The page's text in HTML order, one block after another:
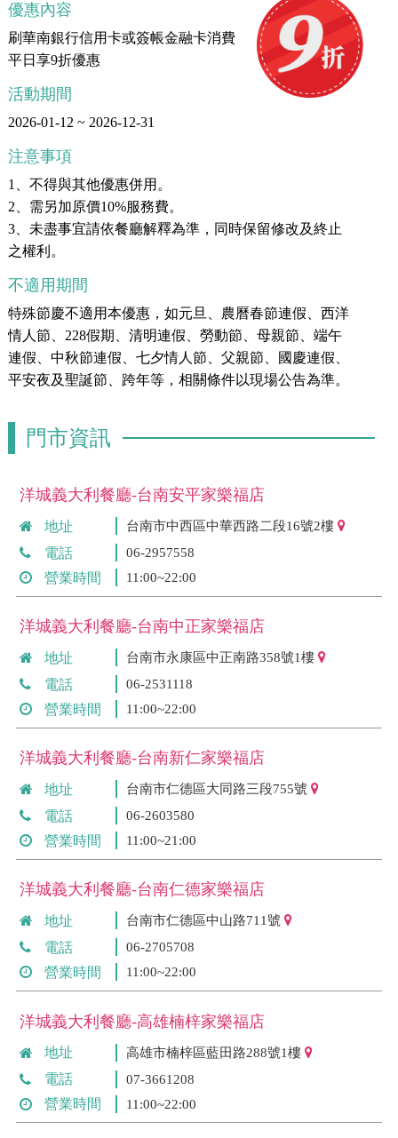
優惠內容
刷華南銀行信用卡或簽帳金融卡消費
平日享9折優惠
活動期間
2026-01-12 ~ 2026-12-31
注意事項
1、不得與其他優惠併用。
2、需另加原價10%服務費。
3、未盡事宜請依餐廳解釋為準，同時保留修改及終止
之權利。
不適用期間
特殊節慶不適用本優惠，如元旦、農曆春節連假、西洋
情人節、228假期、清明連假、勞動節、母親節、端午
連假、中秋節連假、七夕情人節、父親節、國慶連假、
平安夜及聖誕節、跨年等，相關條件以現場公告為準。
門市資訊
洋城義大利餐廳-台南安平家樂福店
地址 台南市中西區中華西路二段16號2樓
電話 06-2957558
營業時間 11:00~22:00
洋城義大利餐廳-台南中正家樂福店
地址 台南市永康區中正南路358號1樓
電話 06-2531118
營業時間 11:00~22:00
洋城義大利餐廳-台南新仁家樂福店
地址 台南市仁德區大同路三段755號
電話 06-2603580
營業時間 11:00~21:00
洋城義大利餐廳-台南仁德家樂福店
地址 台南市仁德區中山路711號
電話 06-2705708
營業時間 11:00~22:00
洋城義大利餐廳-高雄楠梓家樂福店
地址 高雄市楠梓區藍田路288號1樓
電話 07-3661208
營業時間 11:00~22:00